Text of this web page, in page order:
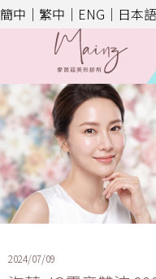
簡中｜ 繁中｜ ENG｜ 日本語
2024/07/09